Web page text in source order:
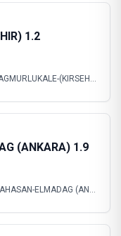
1.2
YAGMURLUKALE-(KIRSEHIR)
(ANKARA) 1.9
KARACAHASAN-ELMADAG (ANKARA)